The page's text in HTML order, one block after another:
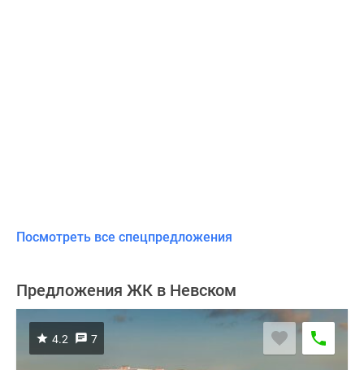
Посмотреть все спецпредложения
Предложения ЖК в Невском
4.2 7